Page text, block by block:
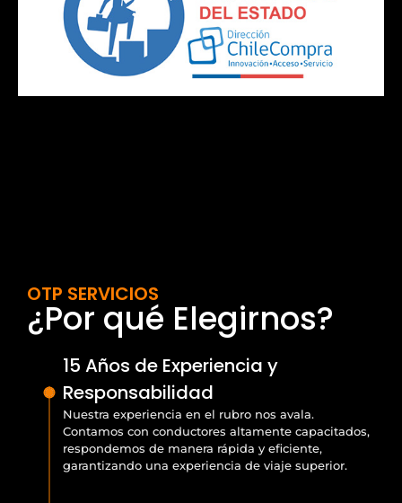
OTP SERVICIOS
¿Por qué Elegirnos?
15 Años de Experiencia y
Responsabilidad
Nuestra experiencia en el rubro nos avala.
Contamos con conductores altamente capacitados,
respondemos de manera rápida y eficiente,
garantizando una experiencia de viaje superior.